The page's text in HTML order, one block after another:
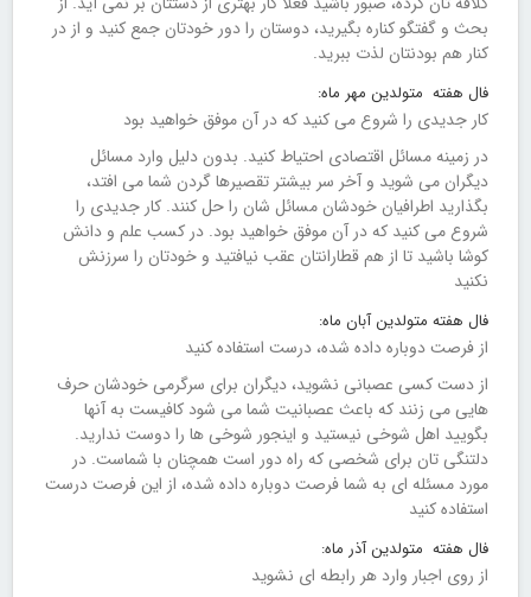
بحث و گفتگو کناره بگیرید، دوستان را دور خودتان جمع کنید و از در
کنار هم بودنتان لذت ببرید.
فال هفته متولدین مهر ماه:
کار جدیدی را شروع می کنید که در آن موفق خواهید بود
در زمینه مسائل اقتصادی احتیاط کنید. بدون دلیل وارد مسائل
دیگران می شوید و آخر سر بیشتر تقصیرها گردن شما می افتد،
بگذارید اطرافیان خودشان مسائل شان را حل کنند. کار جدیدی را
شروع می کنید که در آن موفق خواهید بود. در کسب علم و دانش
کوشا باشید تا از هم قطارانتان عقب نیافتید و خودتان را سرزنش
نکنید
فال هفته متولدین آبان ماه:
از فرصت دوباره داده شده، درست استفاده کنید
از دست کسی عصبانی نشوید، دیگران برای سرگرمی خودشان حرف
هایی می زنند که باعث عصبانیت شما می شود کافیست به آنها
بگویید اهل شوخی نیستید و اینجور شوخی ها را دوست ندارید.
دلتنگی تان برای شخصی که راه دور است همچنان با شماست. در
مورد مسئله ای به شما فرصت دوباره داده شده، از این فرصت درست
استفاده کنید
فال هفته متولدین آذر ماه:
از روی اجبار وارد هر رابطه ای نشوید